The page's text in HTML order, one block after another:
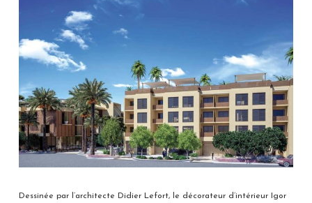
Dessinée par l’architecte Didier Lefort, le décorateur d’intérieur Igor